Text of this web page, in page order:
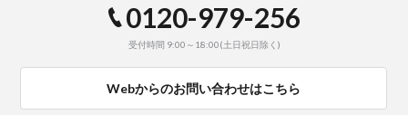
0120-979-256
受付時間 9:00～18:00(土日祝日除く)
Webからのお問い合わせはこちら